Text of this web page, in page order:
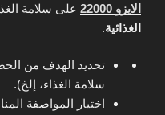
الايزو 22000
على سلامة
الغذائية.
تحديد الهدف من
سلامة الغذاء، إلخ).
اختيار المواصفة